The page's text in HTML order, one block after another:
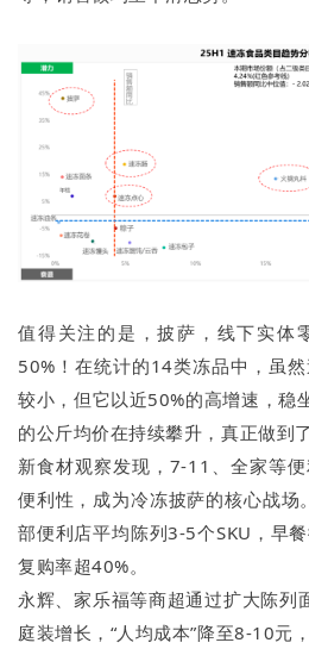
值得关注的是，披萨，线下实体
50%！在统计的14类冻品中，虽
较小，但它以近50%的高增速，稳
的公斤均价在持续攀升，真正做到
新食材观察发现，7-11、全家等
便利性，成为冷冻披萨的核心战
部便利店平均陈列3-5个SKU，早
复购率超40%。
永辉、家乐福等商超通过扩大陈
庭装增长，“人均成本”降至8-10元